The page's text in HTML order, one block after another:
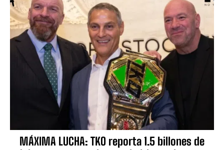
MÁXIMA LUCHA: TKO reporta 1.5 billones de